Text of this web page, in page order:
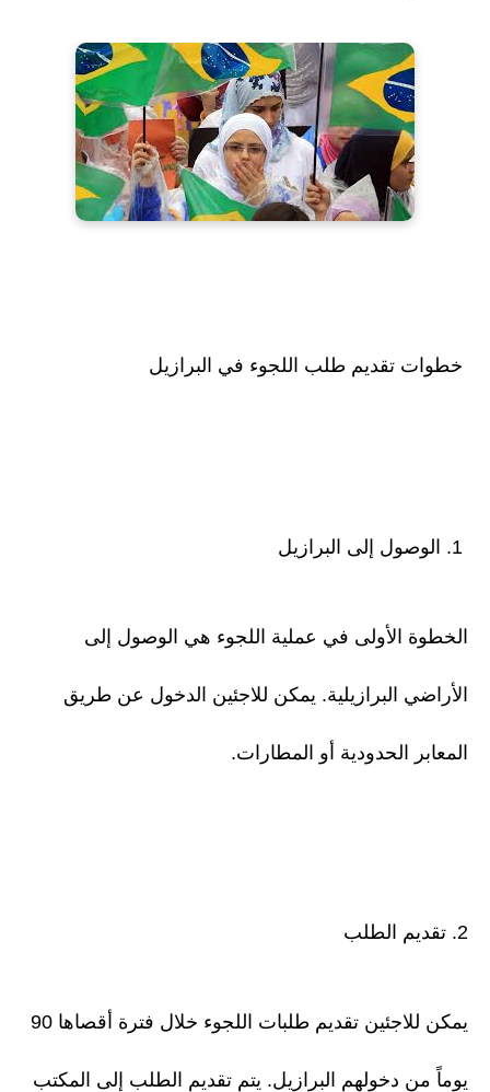
خطوات تقديم طلب اللجوء في البرازيل
الخطوة الأولى في عملية اللجوء هي الوصول إلى
الأراضي البرازيلية. يمكن للاجئين الدخول عن طريق
المعابر الحدودية أو المطارات.
2. تقديم الطلب
يمكن للاجئين تقديم طلبات اللجوء خلال فترة أقصاها 90
يوماً من دخولهم البرازيل. يتم تقديم الطلب إلى المكتب